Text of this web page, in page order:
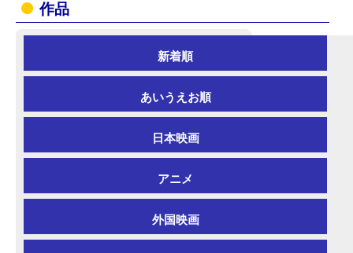
作品
新着順
あいうえお順
日本映画
アニメ
外国映画